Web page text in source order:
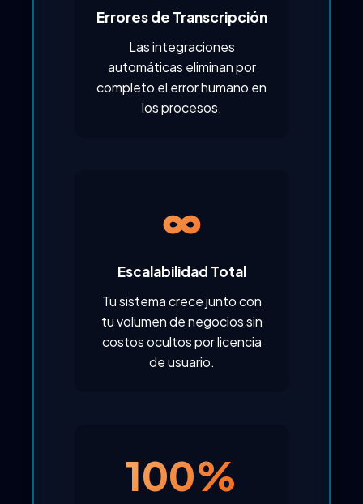
Errores de Transcripción
Las integraciones
automáticas eliminan por
completo el error humano en
los procesos.
∞
Escalabilidad Total
Tu sistema crece junto con
tu volumen de negocios sin
costos ocultos por licencia
de usuario.
100%